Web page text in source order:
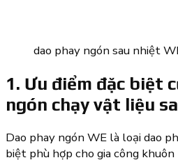
dao phay ngón sau nhiệt
1. Ưu điểm đặc biệt
ngón chạy vật liệu
Dao phay ngón WE là loại dao
biệt phù hợp cho gia công khuôn